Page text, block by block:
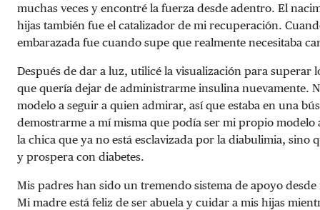
muchas veces y encontré la fuerza desde adentro. El
hijas también fue el catalizador de mi recuperación.
embarazada fue cuando supe que realmente necesitaba
Después de dar a luz, utilicé la visualización para superar
que quería dejar de administrarme insulina nuevamente.
modelo a seguir a quien admirar, así que estaba en una
demostrarme a mí misma que podía ser mi propio modelo
la chica que ya no está esclavizada por la diabulimia, sino
y prospera con diabetes.
Mis padres han sido un tremendo sistema de apoyo
Mi madre está feliz de ser abuela y cuidar a mis hijas